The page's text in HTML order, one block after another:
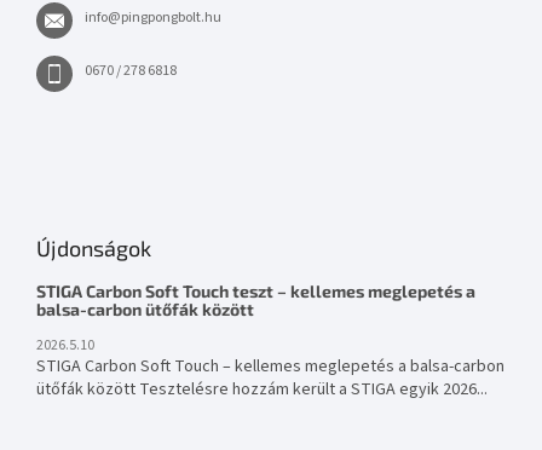
info@pingpongbolt.hu
0670 / 278 6818
Újdonságok
STIGA Carbon Soft Touch teszt – kellemes meglepetés a
balsa-carbon ütőfák között
2026.5.10
STIGA Carbon Soft Touch – kellemes meglepetés a balsa-carbon
ütőfák között Tesztelésre hozzám került a STIGA egyik 2026...